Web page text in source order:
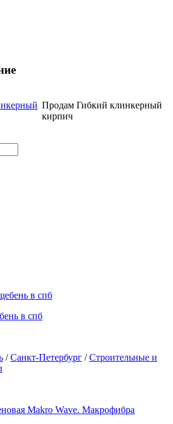
Продам Гибкий клинкерный
кирпич
в спб
/Санкт-Петербург /Строительные и